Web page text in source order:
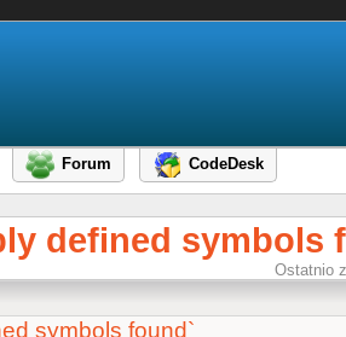
Forum
CodeDesk
defined symbols
Ostatnio
symbols found`